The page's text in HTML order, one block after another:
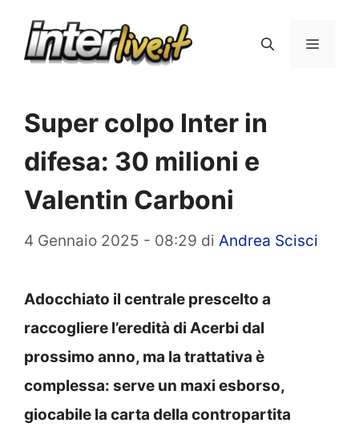
Menu
Super colpo Inter in
difesa: 30 milioni e
Valentin Carboni
4 Gennaio 2025 - 08:29 di Andrea Scisci
Adocchiato il centrale prescelto a
raccogliere l’eredità di Acerbi dal
prossimo anno, ma la trattativa è
complessa: serve un maxi esborso,
giocabile la carta della contropartita